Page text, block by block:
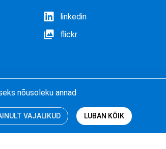
nõusoleku annad
VAJALIKUD LUBAN KÕIK
linkedin
flickr